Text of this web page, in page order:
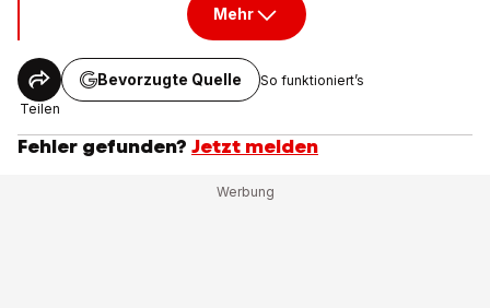
Mehr
Teilen
Bevorzugte Quelle So funktioniert’s
Fehler gefunden? Jetzt melden